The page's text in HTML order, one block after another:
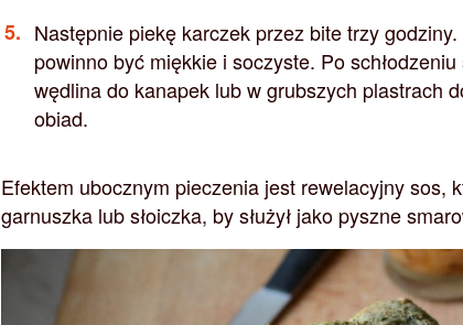
Następnie piekę karczek przez bite trzy
powinno być miękkie i soczyste. Po
wędlina do kanapek lub w grubszych plastrach
obiad.
Efektem ubocznym pieczenia jest rewelacyjny sos,
garnuszka lub słoiczka, by służył jako pyszne